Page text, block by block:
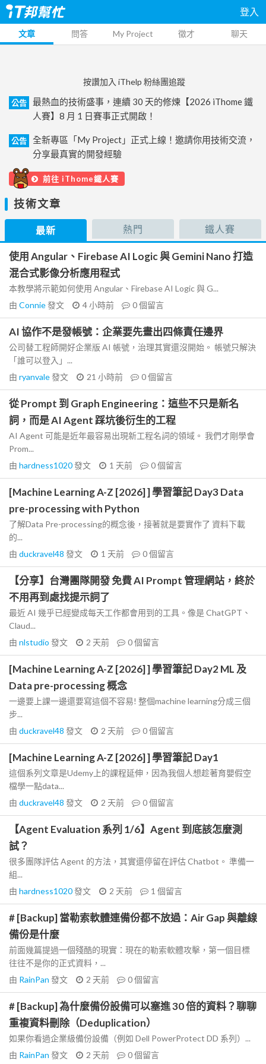
登入
文章 問答 My Project 徵才 聊天
按讚加入 iThelp 粉絲團追蹤
公告
最熱血的技術盛事，連續 30 天的修煉【2026 iThome 鐵
人賽】8 月 1 日賽事正式開啟！
公告
全新專區「My Project」正式上線！邀請你用技術交流，
分享最真實的開發經驗
前往 iThome鐵人賽
技術文章
最新 熱門 鐵人賽
使用 Angular、Firebase AI Logic 與 Gemini Nano 打造
混合式影像分析應用程式
本教學將示範如何使用 Angular、Firebase AI Logic 與 G...
由 Connie發文 4 小時前 0個留言
AI 協作不是發帳號：企業要先畫出四條責任邊界
公司替工程師開好企業版 AI 帳號，治理其實還沒開始。 帳號只解決
「誰可以登入」...
由 ryanvale發文 21 小時前 0個留言
從 Prompt 到 Graph Engineering：這些不只是新名
詞，而是 AI Agent 踩坑後衍生的工程
AI Agent 可能是近年最容易出現新工程名詞的領域。 我們才剛學會
Prom...
由 hardness1020發文 1 天前 0個留言
[Machine Learning A-Z [2026] ] 學習筆記 Day3 Data
pre-processing with Python
了解Data Pre-processing的概念後，接著就是要實作了 資料下載
的...
由 duckravel48 發文 1 天前 0個留言
【分享】台灣團隊開發 免費 AI Prompt 管理網站，終於
不用再到處找提示詞了
最近 AI 幾乎已經變成每天工作都會用到的工具。像是 ChatGPT、
Claud...
由 nlstudio 發文 2 天前 0個留言
[Machine Learning A-Z [2026] ] 學習筆記 Day2 ML 及
Data pre-processing 概念
一邊要上課一邊還要寫這個不容易! 整個machine learning分成三個
步...
由 duckravel48 發文 2 天前 0個留言
[Machine Learning A-Z [2026] ] 學習筆記 Day1
這個系列文章是Udemy上的課程延伸，因為我個人想趁著育嬰假空
檔學一點data...
由 duckravel48 發文 2 天前 0個留言
【Agent Evaluation 系列 1/6】Agent 到底該怎麼測
試？
很多團隊評估 Agent 的方法，其實還停留在評估 Chatbot。 準備一
組...
由 hardness1020發文 2 天前 1 個留言
# [Backup] 當勒索軟體連備份都不放過：Air Gap 與離線
備份是什麼
前面幾篇提過一個殘酷的現實：現在的勒索軟體攻擊，第一個目標
往往不是你的正式資料，...
由 RainPan 發文 2 天前 0個留言
# [Backup] 為什麼備份設備可以塞進 30 倍的資料？聊聊
重複資料刪除（Deduplication）
如果你看過企業級備份設備（例如 Dell PowerProtect DD 系列）...
由 RainPan 發文 2 天前 0個留言